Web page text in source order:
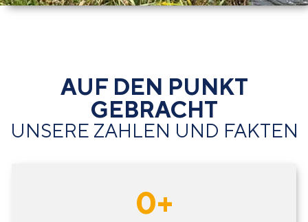
AUF DEN PUNKT
GEBRACHT
UNSERE ZAHLEN UND FAKTEN
0+